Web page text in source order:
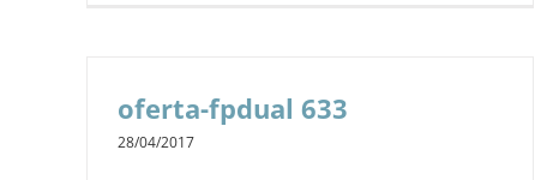
oferta-fpdual 633
28/04/2017